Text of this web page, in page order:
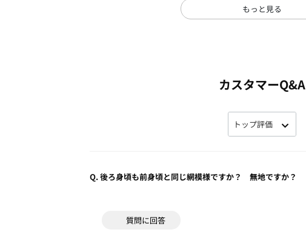
もっと見る
カスタマーQ&A
Q.後ろ身頃も前身頃と同じ網模様ですか？ 無地ですか？
質問に回答